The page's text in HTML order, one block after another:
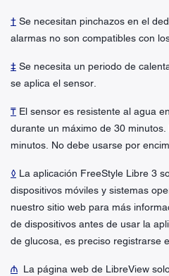
† Se necesitan pinchazos en el
alarmas no son compatibles con
‡ Se necesita un periodo de
se aplica el sensor.
₸ El sensor es resistente al agua
durante un máximo de 30
minutos. No debe usarse por
◊ La aplicación FreeStyle Libre 3
dispositivos móviles y sistemas
nuestro sitio web para más
de dispositivos antes de usar la
de glucosa, es preciso registrarse
₼ La página web de LibreView